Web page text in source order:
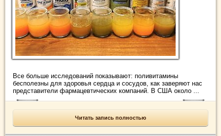
Все больше исследований показывают: поливитамины
бесполезны для здоровья сердца и сосудов, как заверяют нас
представители фармацевтических компаний. В США около ...
Читать запись полностью